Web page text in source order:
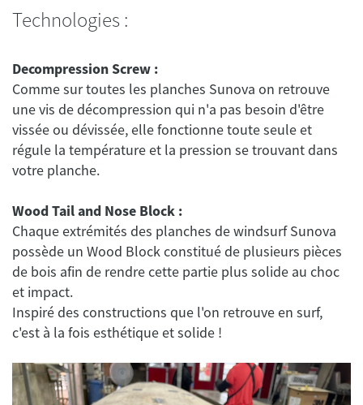
Technologies :
Decompression Screw :
Comme sur toutes les planches Sunova on retrouve
une vis de décompression qui n'a pas besoin d'être
vissée ou dévissée, elle fonctionne toute seule et
régule la température et la pression se trouvant dans
Wood Tail and Nose Block :
Chaque extrémités des planches de windsurf Sunova
possède un Wood Block constitué de plusieurs pièces
de bois afin de rendre cette partie plus solide au choc
et impact.
Inspiré des constructions que l'on retrouve en surf,